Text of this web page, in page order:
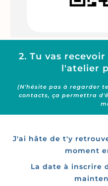
2. Tu vas
l'atelier
(N'hésite pas à regarder
contacts, ça permettra
J'ai hâte de t'y
moment
La date à inscrire